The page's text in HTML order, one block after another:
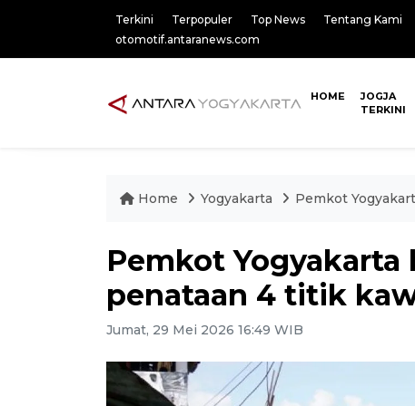
Terkini Terpopuler Top News Tentang Kami
otomotif.antaranews.com
HOME
JOGJA
TERKINI
Home Yogyakarta Pemkot
Pemkot
penataan 4 titik
Jumat, 29 Mei 2026 16:49 WIB